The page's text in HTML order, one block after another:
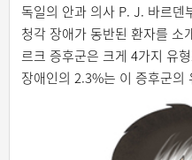
독일의 안과 의사 P. J. 바르덴
청각 장애가 동반된 환자를 소
르크 증후군은 크게 4가지 유
장애인의 2.3%는 이 증후군의